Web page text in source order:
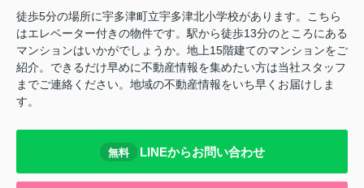
徒歩5分の場所に宇多津町立宇多津北小学校があります。こちら
はエレベーター付きの物件です。駅から徒歩13分のところにある
マンションはいかがでしょうか。地上15階建てのマンションをご
紹介。できるだけ早めに不動産情報を集めたい方は当社スタッフ
までご連絡ください。地域の不動産情報をいち早くお届けしま
す。
無料 LINEからお問い合わせ